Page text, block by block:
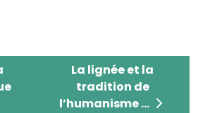
de l’état de
La lignée et la
La lignée et la
tradition de
l’humanisme ...